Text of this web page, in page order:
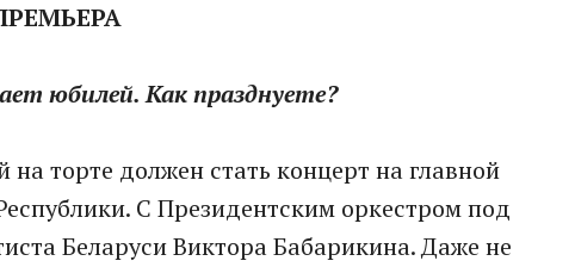
юбилей. Как празднуете?
торте должен стать концерт на главной
С Президентским оркестром под
Беларуси Виктора Бабарикина. Даже не